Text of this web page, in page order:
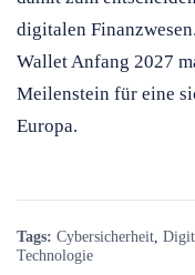
digitalen
Wallet Anfang 2027
Meilenstein für eine
Europa.
Tags: Cybersicherheit
Technologie